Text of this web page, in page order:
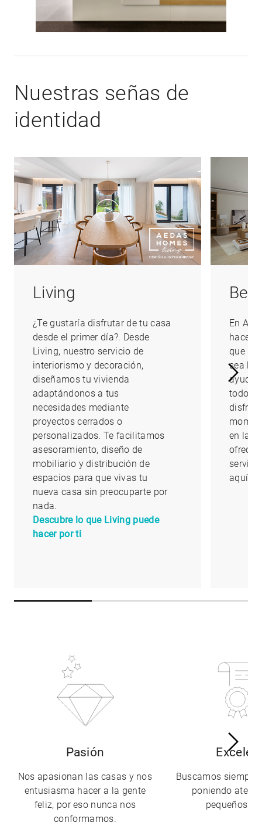
Nuestras señas de
identidad
Living
¿Te gustaría disfrutar de tu casa
desde el primer día?. Desde
Living, nuestro servicio de
interiorismo y decoración,
diseñamos tu vivienda
adaptándonos a tus
necesidades mediante
proyectos cerrados o
personalizados. Te facilitamos
asesoramiento, diseño de
mobiliario y distribución de
espacios para que vivas tu
nueva casa sin preocuparte por
nada.
Descubre lo que Living puede
hacer por ti
En
que la
sea lo
todo lo
en la
aquí
Pasión
Nos apasionan las casas y nos
entusiasma hacer a la gente
feliz, por eso nunca nos
conformamos.
Buscamos siempre
poniendo
pequeños